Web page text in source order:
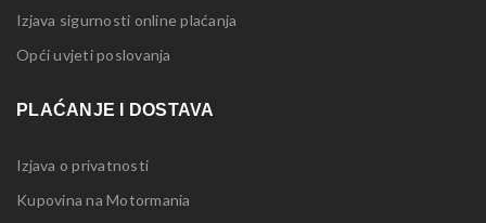
Izjava sigurnosti online plaćanja
Opći uvjeti poslovanja
PLAĆANJE I DOSTAVA
Izjava o privatnosti
Kupovina na Motormania